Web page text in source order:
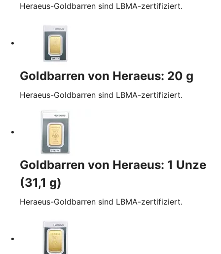
Heraeus-Goldbarren sind LBMA-zertifiziert.
Goldbarren von Heraeus: 20 g
Heraeus-Goldbarren sind LBMA-zertifiziert.
Goldbarren von Heraeus: 1 Unze
(31,1 g)
Heraeus-Goldbarren sind LBMA-zertifiziert.